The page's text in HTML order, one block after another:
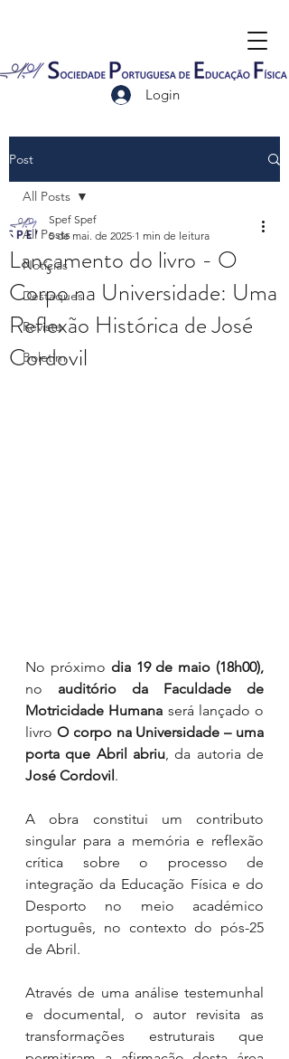
Login
Post
All Posts
Notícias
Destaques
Revista
Boletim
All Posts
Lançamento do livro - O
Corpo na Universidade: Uma
Reflexão Histórica de José
Cordovil
Spef Spef
5 de mai. de 2025 1 min de leitura
No próximo
no auditório da Faculdade de
Motricidade Humana será lançado o
livro O corpo na Universidade – uma
porta que Abril abriu
José Cordovil.
A obra constitui um contributo
singular para a memória e reflexão
crítica sobre o processo de
integração da Educação Física e do
Desporto no meio académico
português, no contexto do pós-25
de Abril.
Através de uma análise testemunhal
e documental, o autor revisita as
transformações estruturais que